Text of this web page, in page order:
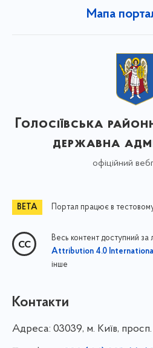
Мапа
Голосіївська
державна
офіційний
Портал працює в
Весь контент доступний за
Attribution 4.0
інше
Контакти
Адреса: 03039, м. Київ, просп.